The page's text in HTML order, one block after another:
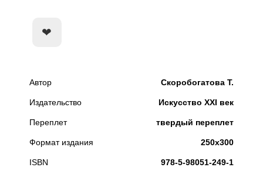
Автор Скоробогатова Т.
Издательство Искусство XXI век
Переплет твердый переплет
Формат издания 250х300
ISBN 978-5-98051-249-1